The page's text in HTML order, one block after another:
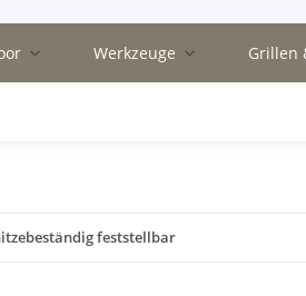
Werkzeuge Grillen
feststellbar